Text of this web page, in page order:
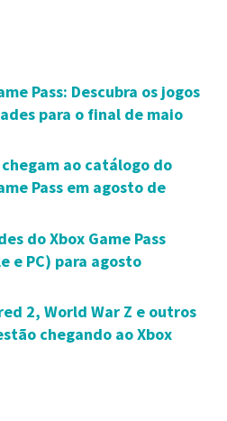
Pass: Descubra os jogos
para o final de maio
ao catálogo do
Pass em agosto de
do Xbox Game Pass
e PC) para agosto
2, World War Z e outros
chegando ao Xbox